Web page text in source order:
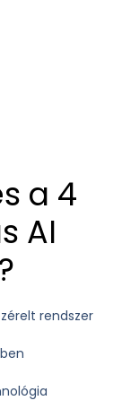
a 4
AI
rendszer